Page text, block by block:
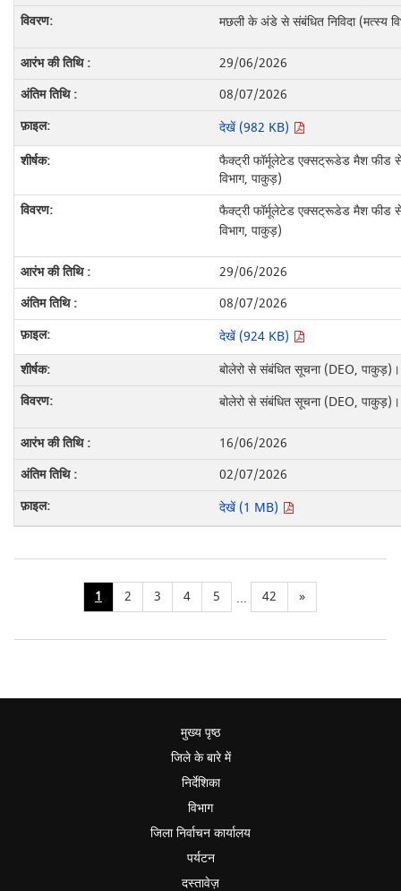
मछली के अंडे से संबंधित निविदा (मत्स्य
29/06/2026
08/07/2026
देखें (982 KB)
फैक्ट्री फॉर्मूलेटेड एक्सट्रूडेड मैश फीड से
विभाग, पाकुड़)
फैक्ट्री फॉर्मूलेटेड एक्सट्रूडेड मैश फीड से
विभाग, पाकुड़)
29/06/2026
08/07/2026
देखें (924 KB)
बोलेरो से संबंधित सूचना (DEO, पाकुड़)।
बोलेरो से संबंधित सूचना (DEO, पाकुड़)।
16/06/2026
02/07/2026
देखें (1 MB)
1 2 3 4 5 ... 42 »
मुख्य पृष्ठ
जिले के बारे में
निर्देशिका
विभाग
जिला निर्वाचन कार्यालय
पर्यटन
दस्तावेज़